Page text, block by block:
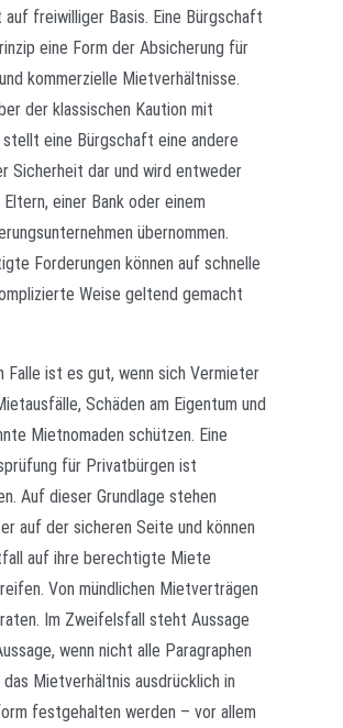
auf freiwilliger Basis. Eine Bürgschaft
eine Form der Absicherung für
kommerzielle Mietverhältnisse.
der klassischen Kaution mit
stellt eine Bürgschaft eine andere
Sicherheit dar und wird entweder
einer Bank oder einem
übernommen.
Forderungen können auf schnelle
Weise geltend gemacht
Falle ist es gut, wenn sich Vermieter
Schäden am Eigentum und
Mietnomaden schützen. Eine
für Privatbürgen ist
Auf dieser Grundlage stehen
auf der sicheren Seite und können
auf ihre berechtigte Miete
Von mündlichen Mietverträgen
Im Zweifelsfall steht Aussage
wenn nicht alle Paragraphen
das Mietverhältnis ausdrücklich in
festgehalten werden – vor allem